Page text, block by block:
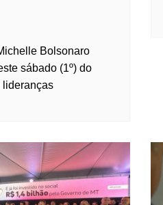
Bolsonaro
sábado (1º) do
lideranças